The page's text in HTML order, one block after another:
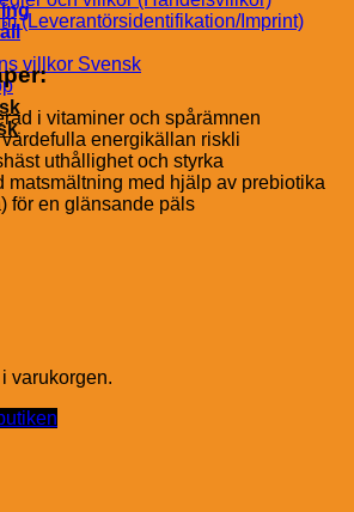
(Leverantörsidentifikation/Imprint)
villkor Svensk
varukorgen.
i vitaminer och spårämnen
energikällan riskli
uthållighet och styrka
matsmältning med hjälp av prebiotika
för en glänsande päls